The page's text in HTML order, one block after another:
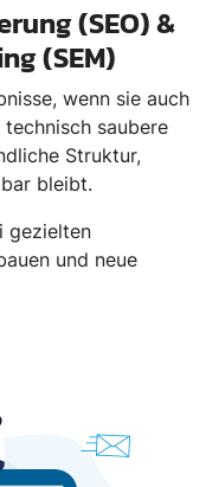
(SEO) &
(SEM)
wenn sie auch
saubere
Struktur,
bleibt.
gezielten
und neue